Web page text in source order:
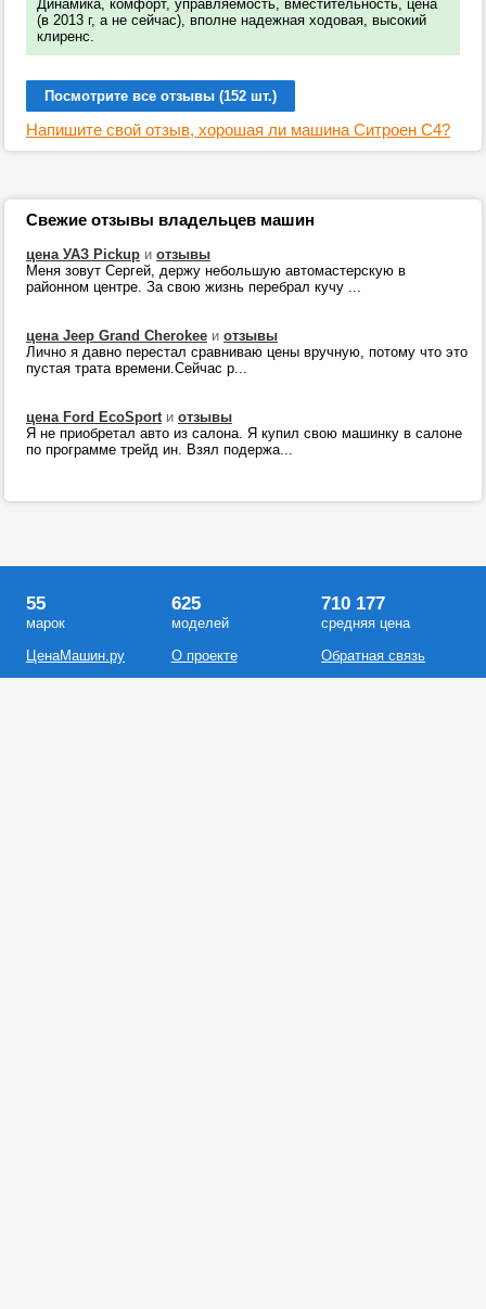
Динамика, комфорт, управляемость, вместительность, цена
(в 2013 г, а не сейчас), вполне надежная ходовая, высокий
клиренс.
Посмотрите все отзывы (152 шт.)
Напишите свой отзыв, хорошая ли машина Ситроен С4?
Свежие отзывы владельцев машин
цена УАЗ Pickup и отзывы
Меня зовут Сергей, держу небольшую автомастерскую в
районном центре. За свою жизнь перебрал кучу ...
цена Jeep Grand Cherokee и отзывы
Лично я давно перестал сравниваю цены вручную, потому что это
пустая трата времени.Сейчас р...
цена Ford EcoSportи отзывы
Я не приобретал авто из салона. Я купил свою машинку в салоне
по программе трейд ин. Взял подержа...
55
марок
ЦенаМашин.ру
625
моделей
О проекте
710 177
средняя цена
Обратная связь